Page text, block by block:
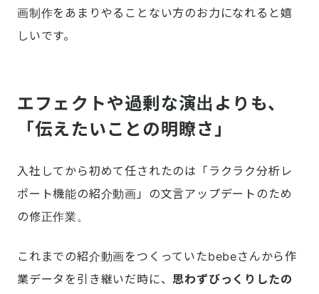
画制作をあまりやることない方のお力になれると嬉
しいです。
エフェクトや過剰な演出よりも、
「伝えたいことの明瞭さ」
入社してから初めて任されたのは「ラクラク分析レ
ポート機能の紹介動画」の文言アップデートのため
の修正作業。
これまでの紹介動画をつくっていたbebeさんから作
業データを引き継いだ時に、思わずびっくりしたの